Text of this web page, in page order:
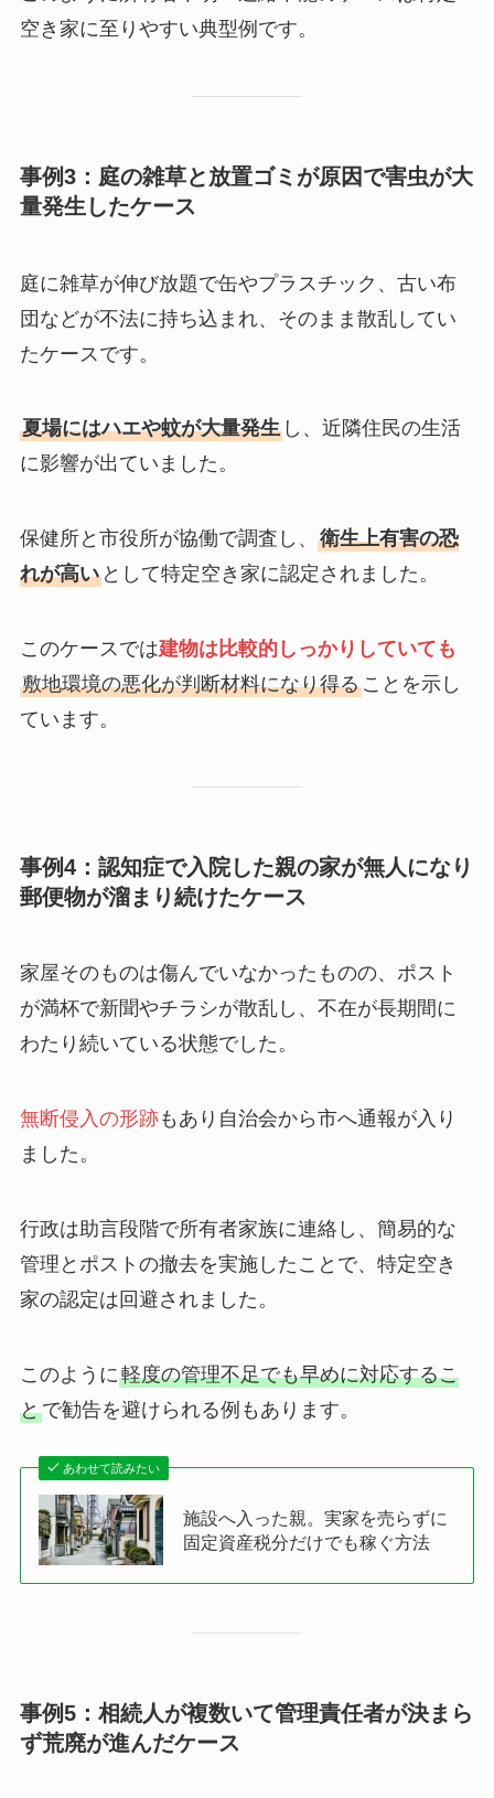
空き家に至りやすい典型例です。
事例3：庭の雑草と放置ゴミが原因で害虫が大
量発生したケース
庭に雑草が伸び放題で缶やプラスチック、古い布
団などが不法に持ち込まれ、そのまま散乱してい
たケースです。
夏場にはハエや蚊が大量発生し、近隣住民の生活
に影響が出ていました。
保健所と市役所が協働で調査し、 衛生上有害の恐
れが高いとして特定空き家に認定されました。
このケースでは建物は比較的しっかりしていても
敷地環境の悪化が判断材料になり得ることを示し
ています。
事例4：認知症で入院した親の家が無人になり
郵便物が溜まり続けたケース
家屋そのものは傷んでいなかったものの、ポスト
が満杯で新聞やチラシが散乱し、不在が長期間に
わたり続いている状態でした。
無断侵入の形跡もあり自治会から市へ通報が入り
ました。
行政は助言段階で所有者家族に連絡し、簡易的な
管理とポストの撤去を実施したことで、特定空き
家の認定は回避されました。
このように軽度の管理不足でも早めに対応するこ
とで勧告を避けられる例もあります。
あわせて読みたい
施設へ入った親。実家を売らずに
固定資産税分だけでも稼ぐ方法
事例5：相続人が複数いて管理責任者が決まら
ず荒廃が進んだケース